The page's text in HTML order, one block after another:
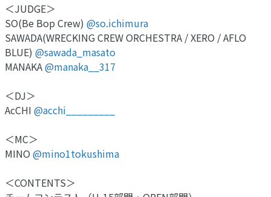
＜JUDGE＞
SO(Be Bop Crew) @so.ichimura
SAWADA(WRECKING CREW ORCHESTRA / XERO / AFLO
BLUE) @sawada_masato
MANAKA@manaka__317
＜DJ＞
AcCHI @acchi_________
＜MC＞
MINO @mino1tokushima
＜CONTENTS＞